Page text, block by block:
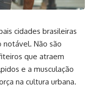
cidades brasileiras
notável. Não são
que atraem
e a musculação
na cultura urbana.